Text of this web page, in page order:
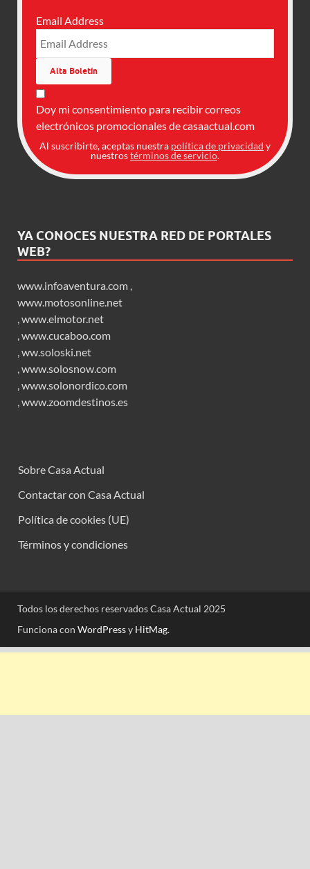
Email Address
Doy mi consentimiento para recibir correos
electrónicos promocionales de casaactual.com
Al suscribirte, aceptas nuestra política de privacidad y
nuestrostérminos de servicio.
YA CONOCES NUESTRA RED DE PORTALES
WEB?
www.infoaventura.com ,
www.motosonline.net
,www.elmotor.net
,www.cucaboo.com
,ww.soloski.net
,www.solosnow.com
,www.solonordico.com
,www.zoomdestinos.es
Sobre Casa Actual
Contactar con Casa Actual
Política de cookies (UE)
Términos y condiciones
Todos los derechos reservados Casa Actual 2025
Funciona con WordPressy HitMag.